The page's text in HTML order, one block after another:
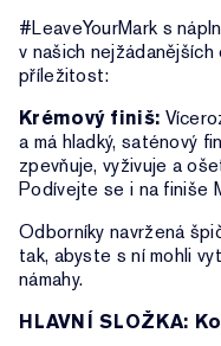
#LeaveYourMark s
v našich
příležitost:
Krémový finiš:
a má hladký, saténový
zpevňuje, vyživuje a
Podívejte se i na finiše
Odborníky navržená
tak, abyste s ní mohli
námahy.
HLAVNÍ SLOŽKA: